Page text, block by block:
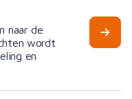
naar de
wordt
en